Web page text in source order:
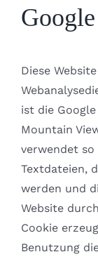
Diese
ist die
Mountain
verwendet so
Textdateien,
werden und
Website
Cookie
Benutzung